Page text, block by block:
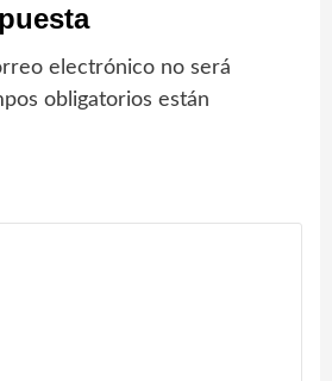
electrónico no será
obligatorios están